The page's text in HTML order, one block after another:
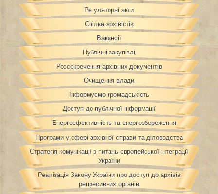
Регуляторні акти
Спілка архівістів
Вакансії
Публічні закупівлі
Розсекречення архівних документів
Очищення влади
Інформуємо громадськість
Доступ до публічної інформації
Енергоефективність та енергозбереження
Програми у сфері архівної справи та діловодства
Стратегія комунікації з питань європейської інтеграції
України
Реалізація Закону України про доступ до архівів
репресивних органів